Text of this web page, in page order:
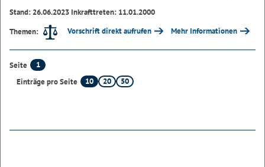
Stand: 26.06.2023 Inkrafttreten: 11.01.2000
Themen:
Vorschrift direkt aufrufen Mehr Informationen
Seite
1
Einträge pro Seite
10 20 50